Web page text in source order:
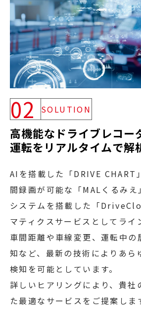
02 SOLUTION
高機能なドライブレコー
運転をリアルタイムで解
AIを搭載した「DRIVE CHART
間録画が可能な「MALくるみ
システムを搭載した「
マティクスサービスとしてライ
車間距離や車線変更、運転中の
知など、最新の技術によりあら
検知を可能としています。
詳しいヒアリングにより、貴社
た最適なサービスをご提案しま